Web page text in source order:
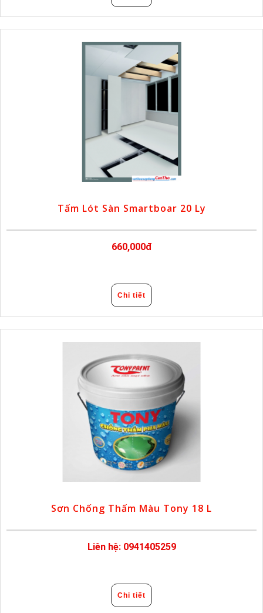
Tấm Lót Sàn Smartboar 20 Ly
660,000đ
Chi tiết
Sơn Chống Thấm Màu Tony 18 L
Liên hệ: 0941405259
Chi tiết